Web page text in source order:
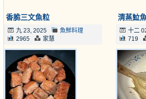
香脆三文魚粒
九 23, 2025
魚鮮料理
2965
家慧
清蒸𩶘
十二
719